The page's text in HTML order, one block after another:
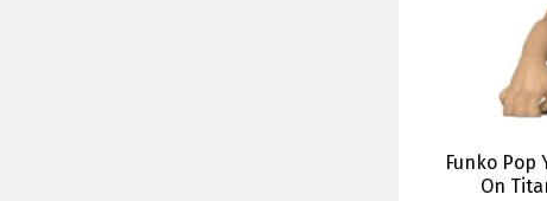
Funko Pop
On